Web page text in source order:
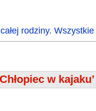
rodziny.
w kajaku’